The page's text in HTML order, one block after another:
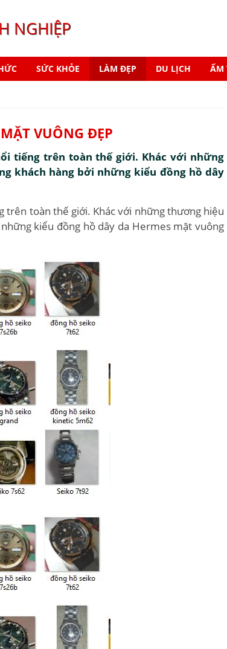
NGHIỆP
SỨC KHỎE LÀM ĐẸP DU LỊCH ẨM
VUÔNG ĐẸP
tiếng trên toàn thế giới. Khác với những
khách hàng bởi những kiểu đồng hồ dây
toàn thế giới. Khác với những thương hiệu
kiểu đồng hồ dây da Hermes mặt vuông